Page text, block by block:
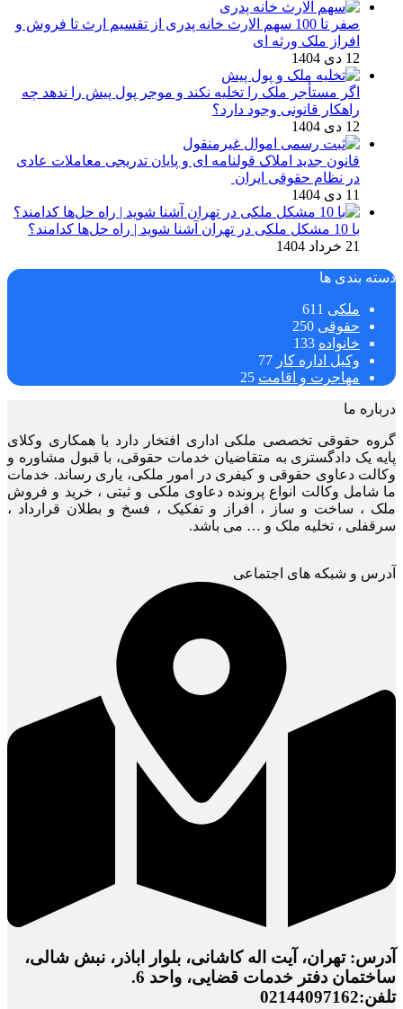
صفر تا 100 سهم الارث خانه پدری از تقسیم ارث تا فروش و
افراز ملک ورثه ای
12 دی 1404
اگر مستأجر ملک را تخلیه نکند و موجر پول پیش را ندهد چه
راهکار قانونی وجود دارد؟
12 دی 1404
قانون جدید املاک قولنامه ای و پایان تدریجی معاملات عادی
در نظام حقوقی ایران
11 دی 1404
با 10 مشکل ملکی در تهران آشنا شوید | راه حل‌ها کدامند؟
21 خرداد 1404
دسته بندی ها
ملکی 611
حقوقی 250
خانواده 133
وکیل اداره کار 77
مهاجرت و اقامت 25
درباره ما
گروه حقوقی تخصصی ملکی اداری افتخار دارد با همکاری وکلای
پایه یک دادگستری به متقاضیان خدمات حقوقی، با قبول مشاوره و
وکالت دعاوی حقوقی و کیفری در امور ملکی، یاری رساند. خدمات
ما شامل وکالت انواع پرونده دعاوی ملکی و ثبتی ، خرید و فروش
ملک ، ساخت و ساز ، افراز و تفکیک ، فسخ و بطلان قرارداد ،
سرقفلی ، تخلیه ملک و … می باشد.
آدرس و شبکه های اجتماعی
آدرس: تهران، آیت اله کاشانی، بلوار اباذر، نبش شالی،
ساختمان دفتر خدمات قضایی، واحد 6.
تلفن:02144097162